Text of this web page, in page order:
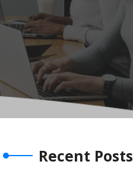
Recent Posts